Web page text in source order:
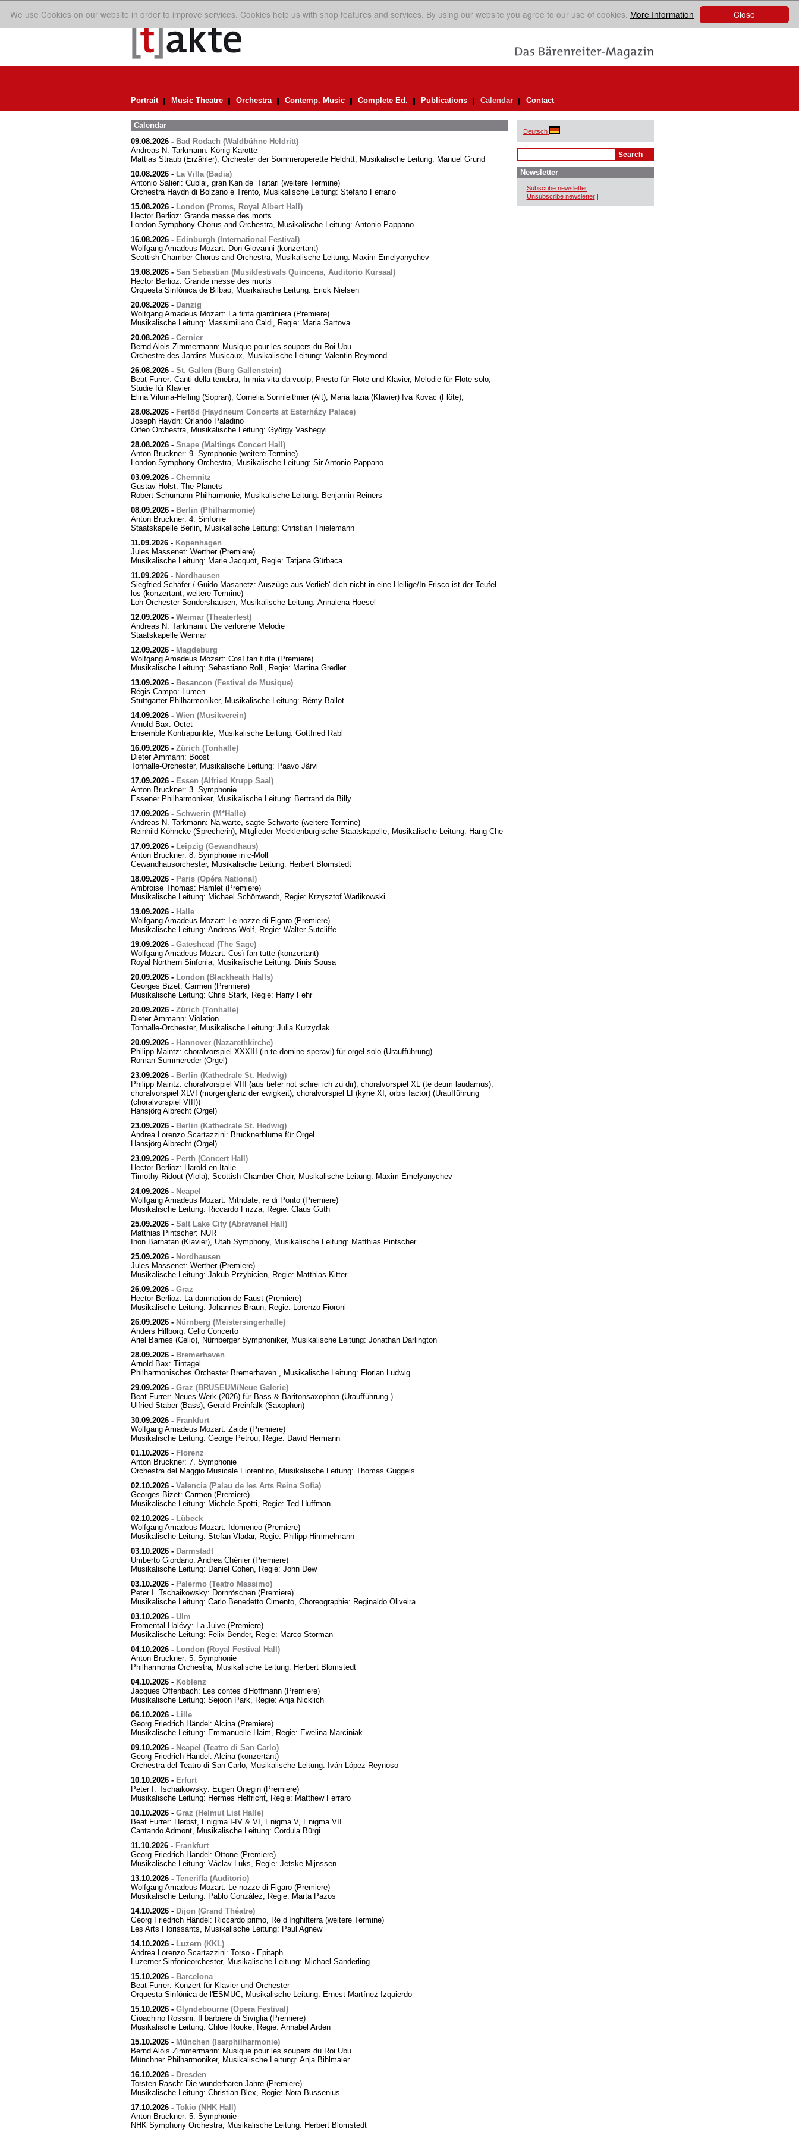
Close
We use Cookies on our website in order to improve services. Cookies help us with shop features and services. By using our website you agree to our use of cookies. More Information
Portrait Music Theatre Orchestra Contemp. Music Complete Ed. Publications Calendar Contact
Calendar
09.08.2026- Bad Rodach (Waldbühne Heldritt)
Andreas N. Tarkmann: König Karotte
Mattias Straub (Erzähler), Orchester der Sommeroperette Heldritt, Musikalische Leitung: Manuel Grund
10.08.2026- La Villa (Badia)
Antonio Salieri: Cublai, gran Kan de’ Tartari (weitere Termine)
Orchestra Haydn di Bolzano e Trento, Musikalische Leitung: Stefano Ferrario
15.08.2026- London (Proms, Royal Albert Hall)
Hector Berlioz: Grande messe des morts
London Symphony Chorus and Orchestra, Musikalische Leitung: Antonio Pappano
16.08.2026- Edinburgh (International Festival)
Wolfgang Amadeus Mozart: Don Giovanni (konzertant)
Scottish Chamber Chorus and Orchestra, Musikalische Leitung: Maxim Emelyanychev
19.08.2026- San Sebastian (Musikfestivals Quincena, Auditorio Kursaal)
Hector Berlioz: Grande messe des morts
Orquesta Sinfónica de Bilbao, Musikalische Leitung: Erick Nielsen
20.08.2026- Danzig
Wolfgang Amadeus Mozart: La finta giardiniera (Premiere)
Musikalische Leitung: Massimiliano Caldi, Regie: Maria Sartova
20.08.2026- Cernier
Bernd Alois Zimmermann: Musique pour les soupers du Roi Ubu
Orchestre des Jardins Musicaux, Musikalische Leitung: Valentin Reymond
26.08.2026- St. Gallen (Burg Gallenstein)
Beat Furrer: Canti della tenebra, In mia vita da vuolp, Presto für Flöte und Klavier, Melodie für Flöte solo,
Studie für Klavier
Elina Viluma-Helling (Sopran), Cornelia Sonnleithner (Alt), Maria Iazia (Klavier) Iva Kovac (Flöte),
28.08.2026- Fertöd (Haydneum Concerts at Esterházy Palace)
Joseph Haydn: Orlando Paladino
Orfeo Orchestra, Musikalische Leitung: György Vashegyi
28.08.2026- Snape (Maltings Concert Hall)
Anton Bruckner: 9. Symphonie (weitere Termine)
London Symphony Orchestra, Musikalische Leitung: Sir Antonio Pappano
03.09.2026- Chemnitz
Gustav Holst: The Planets
Robert Schumann Philharmonie, Musikalische Leitung: Benjamin Reiners
08.09.2026- Berlin (Philharmonie)
Anton Bruckner: 4. Sinfonie
Staatskapelle Berlin, Musikalische Leitung: Christian Thielemann
11.09.2026- Kopenhagen
Jules Massenet: Werther (Premiere)
Musikalische Leitung: Marie Jacquot, Regie: Tatjana Gürbaca
11.09.2026- Nordhausen
Siegfried Schäfer / Guido Masanetz: Auszüge aus Verlieb‘ dich nicht in eine Heilige/In Frisco ist der Teufel
los (konzertant, weitere Termine)
Loh-Orchester Sondershausen, Musikalische Leitung: Annalena Hoesel
12.09.2026- Weimar (Theaterfest)
Andreas N. Tarkmann: Die verlorene Melodie
Staatskapelle Weimar
12.09.2026- Magdeburg
Wolfgang Amadeus Mozart: Così fan tutte (Premiere)
Musikalische Leitung: Sebastiano Rolli, Regie: Martina Gredler
13.09.2026- Besancon (Festival de Musique)
Régis Campo: Lumen
Stuttgarter Philharmoniker, Musikalische Leitung: Rémy Ballot
14.09.2026- Wien (Musikverein)
Arnold Bax: Octet
Ensemble Kontrapunkte, Musikalische Leitung: Gottfried Rabl
16.09.2026- Zürich (Tonhalle)
Dieter Ammann: Boost
Tonhalle-Orchester, Musikalische Leitung: Paavo Järvi
17.09.2026- Essen (Alfried Krupp Saal)
Anton Bruckner: 3. Symphonie
Essener Philharmoniker, Musikalische Leitung: Bertrand de Billy
17.09.2026- Schwerin (M*Halle)
Andreas N. Tarkmann: Na warte, sagte Schwarte (weitere Termine)
Reinhild Köhncke (Sprecherin), Mitglieder Mecklenburgische Staatskapelle, Musikalische Leitung: Hang Che
17.09.2026- Leipzig (Gewandhaus)
Anton Bruckner: 8. Symphonie in c-Moll
Gewandhausorchester, Musikalische Leitung: Herbert Blomstedt
18.09.2026- Paris (Opéra National)
Ambroise Thomas: Hamlet (Premiere)
Musikalische Leitung: Michael Schönwandt, Regie: Krzysztof Warlikowski
19.09.2026- Halle
Wolfgang Amadeus Mozart: Le nozze di Figaro (Premiere)
Musikalische Leitung: Andreas Wolf, Regie: Walter Sutcliffe
19.09.2026- Gateshead (The Sage)
Wolfgang Amadeus Mozart: Così fan tutte (konzertant)
Royal Northern Sinfonia, Musikalische Leitung: Dinis Sousa
20.09.2026- London (Blackheath Halls)
Georges Bizet: Carmen (Premiere)
Musikalische Leitung: Chris Stark, Regie: Harry Fehr
20.09.2026- Zürich (Tonhalle)
Dieter Ammann: Violation
Tonhalle-Orchester, Musikalische Leitung: Julia Kurzydlak
20.09.2026- Hannover (Nazarethkirche)
Philipp Maintz: choralvorspiel XXXIII (in te domine speravi) für orgel solo (Uraufführung)
Roman Summereder (Orgel)
23.09.2026- Berlin (Kathedrale St. Hedwig)
Philipp Maintz: choralvorspiel VIII (aus tiefer not schrei ich zu dir), choralvorspiel XL (te deum laudamus),
choralvorspiel XLVI (morgenglanz der ewigkeit), choralvorspiel LI (kyrie XI, orbis factor) (Uraufführung
(choralvorspiel VIII))
Hansjörg Albrecht (Orgel)
23.09.2026- Berlin (Kathedrale St. Hedwig)
Andrea Lorenzo Scartazzini: Brucknerblume für Orgel
Hansjörg Albrecht (Orgel)
23.09.2026- Perth (Concert Hall)
Hector Berlioz: Harold en Italie
Timothy Ridout (Viola), Scottish Chamber Choir, Musikalische Leitung: Maxim Emelyanychev
24.09.2026- Neapel
Wolfgang Amadeus Mozart: Mitridate, re di Ponto (Premiere)
Musikalische Leitung: Riccardo Frizza, Regie: Claus Guth
25.09.2026- Salt Lake City (Abravanel Hall)
Matthias Pintscher: NUR
Inon Barnatan (Klavier), Utah Symphony, Musikalische Leitung: Matthias Pintscher
25.09.2026- Nordhausen
Jules Massenet: Werther (Premiere)
Musikalische Leitung: Jakub Przybicien, Regie: Matthias Kitter
26.09.2026- Graz
Hector Berlioz: La damnation de Faust (Premiere)
Musikalische Leitung: Johannes Braun, Regie: Lorenzo Fioroni
26.09.2026- Nürnberg (Meistersingerhalle)
Anders Hillborg: Cello Concerto
Ariel Barnes (Cello), Nürnberger Symphoniker, Musikalische Leitung: Jonathan Darlington
28.09.2026- Bremerhaven
Arnold Bax: Tintagel
Philharmonisches Orchester Bremerhaven , Musikalische Leitung: Florian Ludwig
29.09.2026- Graz (BRUSEUM/Neue Galerie)
Beat Furrer: Neues Werk (2026) für Bass & Baritonsaxophon (Uraufführung )
Ulfried Staber (Bass), Gerald Preinfalk (Saxophon)
30.09.2026- Frankfurt
Wolfgang Amadeus Mozart: Zaide (Premiere)
Musikalische Leitung: George Petrou, Regie: David Hermann
01.10.2026- Florenz
Anton Bruckner: 7. Symphonie
Orchestra del Maggio Musicale Fiorentino, Musikalische Leitung: Thomas Guggeis
02.10.2026- Valencia (Palau de les Arts Reina Sofia)
Georges Bizet: Carmen (Premiere)
Musikalische Leitung: Michele Spotti, Regie: Ted Huffman
02.10.2026- Lübeck
Wolfgang Amadeus Mozart: Idomeneo (Premiere)
Musikalische Leitung: Stefan Vladar, Regie: Philipp Himmelmann
03.10.2026- Darmstadt
Umberto Giordano: Andrea Chénier (Premiere)
Musikalische Leitung: Daniel Cohen, Regie: John Dew
03.10.2026- Palermo (Teatro Massimo)
Peter I. Tschaikowsky: Dornröschen (Premiere)
Musikalische Leitung: Carlo Benedetto Cimento, Choreographie: Reginaldo Oliveira
03.10.2026- Ulm
Fromental Halévy: La Juive (Premiere)
Musikalische Leitung: Felix Bender, Regie: Marco Storman
04.10.2026- London (Royal Festival Hall)
Anton Bruckner: 5. Symphonie
Philharmonia Orchestra, Musikalische Leitung: Herbert Blomstedt
04.10.2026- Koblenz
Jacques Offenbach: Les contes d'Hoffmann (Premiere)
Musikalische Leitung: Sejoon Park, Regie: Anja Nicklich
06.10.2026- Lille
Georg Friedrich Händel: Alcina (Premiere)
Musikalische Leitung: Emmanuelle Haim, Regie: Ewelina Marciniak
09.10.2026- Neapel (Teatro di San Carlo)
Georg Friedrich Händel: Alcina (konzertant)
Orchestra del Teatro di San Carlo, Musikalische Leitung: Iván López-Reynoso
10.10.2026- Erfurt
Peter I. Tschaikowsky: Eugen Onegin (Premiere)
Musikalische Leitung: Hermes Helfricht, Regie: Matthew Ferraro
10.10.2026- Graz (Helmut List Halle)
Beat Furrer: Herbst, Enigma I-IV & VI, Enigma V, Enigma VII
Cantando Admont, Musikalische Leitung: Cordula Bürgi
11.10.2026- Frankfurt
Georg Friedrich Händel: Ottone (Premiere)
Musikalische Leitung: Václav Luks, Regie: Jetske Mijnssen
13.10.2026- Teneriffa (Auditorio)
Wolfgang Amadeus Mozart: Le nozze di Figaro (Premiere)
Musikalische Leitung: Pablo González, Regie: Marta Pazos
14.10.2026- Dijon (Grand Théatre)
Georg Friedrich Händel: Riccardo primo, Re d’Inghilterra (weitere Termine)
Les Arts Florissants, Musikalische Leitung: Paul Agnew
14.10.2026- Luzern (KKL)
Andrea Lorenzo Scartazzini: Torso - Epitaph
Luzerner Sinfonieorchester, Musikalische Leitung: Michael Sanderling
15.10.2026- Barcelona
Beat Furrer: Konzert für Klavier und Orchester
Orquesta Sinfónica de l'ESMUC, Musikalische Leitung: Ernest Martínez Izquierdo
15.10.2026- Glyndebourne (Opera Festival)
Gioachino Rossini: Il barbiere di Siviglia (Premiere)
Musikalische Leitung: Chloe Rooke, Regie: Annabel Arden
15.10.2026- München (Isarphilharmonie)
Bernd Alois Zimmermann: Musique pour les soupers du Roi Ubu
Münchner Philharmoniker, Musikalische Leitung: Anja Bihlmaier
16.10.2026- Dresden
Torsten Rasch: Die wunderbaren Jahre (Premiere)
Musikalische Leitung: Christian Blex, Regie: Nora Bussenius
17.10.2026- Tokio (NHK Hall)
Anton Bruckner: 5. Symphonie
NHK Symphony Orchestra, Musikalische Leitung: Herbert Blomstedt
Deutsch
Newsletter
| Subscribe newsletter |
| Unsubscribe newsletter |